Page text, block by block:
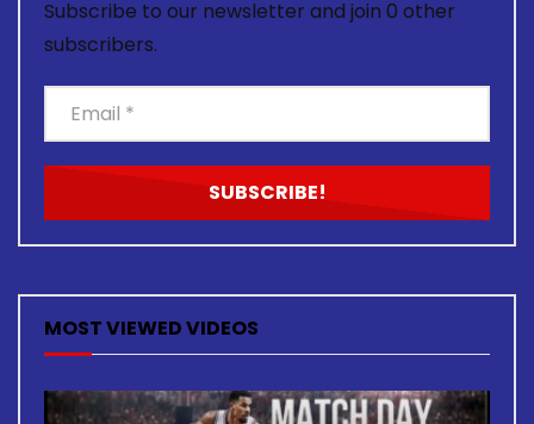
Subscribe to our newsletter and join 0 other
subscribers.
MOST VIEWED VIDEOS